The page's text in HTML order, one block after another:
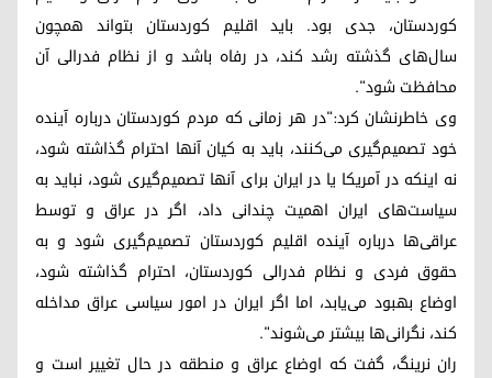
کوردستان، جدی بود. باید اقلیم کوردستان بتواند همچون
سال‌های گذشته رشد کند، در رفاه باشد و از نظام فدرالی آن
محافظت شود".
وی خاطرنشان کرد:"در هر زمانی که مردم کوردستان درباره آینده
خود تصمیم‌گیری می‌کنند، باید به کیان آنها احترام گذاشته شود،
نه اینکه در آمریکا یا در ایران برای آنها تصمیم‌گیری شود، نباید به
سیاست‌های ایران اهمیت چندانی داد، اگر در عراق و توسط
عراقی‌ها درباره آینده اقلیم کوردستان تصمیم‌گیری شود و به
حقوق فردی و نظام فدرالی کوردستان، احترام گذاشته شود،
اوضاع بهبود می‌یابد، اما اگر ایران در امور سیاسی عراق مداخله
کند، نگرانی‌ها بیشتر می‌شوند".
ران نرینگ، گفت که اوضاع عراق و منطقه در حال تغییر است و